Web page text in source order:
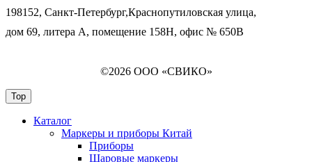
198152, Санкт-Петербург,Краснопутиловская улица,
дом 69, литера А, помещение 158Н, офис № 650В
©2026 ООО «СВИКО»
Top
Каталог
Маркеры и приборы Китай
Приборы
Шаровые маркеры